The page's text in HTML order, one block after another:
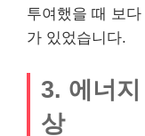
투여했을 때 보
가 있었습니다.
3. 에너
상